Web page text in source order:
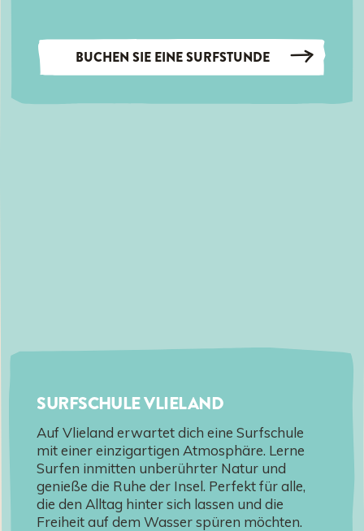
BUCHEN SIE EINE SURFSTUNDE
SURFSCHULE VLIELAND
Auf Vlieland erwartet dich eine Surfschule
mit einer einzigartigen Atmosphäre. Lerne
Surfen inmitten unberührter Natur und
genieße die Ruhe der Insel. Perfekt für alle,
die den Alltag hinter sich lassen und die
Freiheit auf dem Wasser spüren möchten.